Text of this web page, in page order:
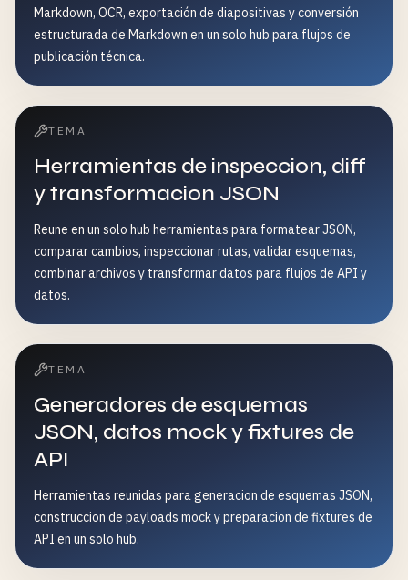
Markdown, OCR, exportación de diapositivas y conversión
estructurada de Markdown en un solo hub para flujos de
publicación técnica.
TEMA
Herramientas de inspeccion, diff
y transformacion JSON
Reune en un solo hub herramientas para formatear JSON,
comparar cambios, inspeccionar rutas, validar esquemas,
combinar archivos y transformar datos para flujos de API y
datos.
TEMA
Generadores de esquemas
JSON, datos mock y fixtures de
API
Herramientas reunidas para generacion de esquemas JSON,
construccion de payloads mock y preparacion de fixtures de
API en un solo hub.